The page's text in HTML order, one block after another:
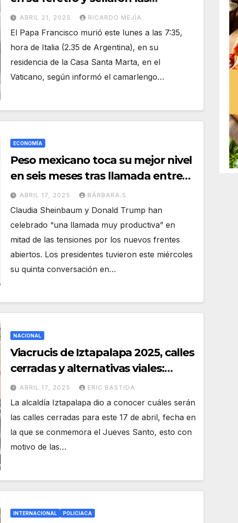
habitaciones de sus residencias
ABRIL 21, 2025 RICARDO MEJÍA
El Papa Francisco murió este lunes a las 7:35,
hora de Italia (2.35 de Argentina), en su
residencia de la Casa Santa Marta, en el
Vaticano, según informó el camarlengo…
ECONOMÍA
Peso mexicano toca su mejor nivel
en seis meses tras llamada entre
Sheinbaum y Trump
ABRIL 17, 2025 BÁRBARA.S
Claudia Sheinbaum y Donald Trump han
celebrado “una llamada muy productiva” en
mitad de las tensiones por los nuevos frentes
abiertos. Los presidentes tuvieron este miércoles
su quinta conversación en…
NACIONAL
Viacrucis de Iztapalapa 2025, calles
cerradas y alternativas viales:
CDMX
ABRIL 17, 2025 ERIC BASTIDA
La alcaldía Iztapalapa dio a conocer cuáles serán
las calles cerradas para este 17 de abril, fecha en
la que se conmemora el Jueves Santo, esto con
motivo de las…
INTERNACIONAL POLICIACA